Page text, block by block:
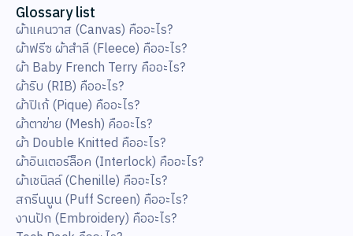
Glossary list
ผ้าแคนวาส (Canvas) คืออะไร?
ผ้าฟรีซ ผ้าสำลี (Fleece) คืออะไร?
ผ้า Baby French Terry คืออะไร?
ผ้าริบ (RIB) คืออะไร?
ผ้าปิเก้ (Pique) คืออะไร?
ผ้าตาข่าย (Mesh) คืออะไร?
ผ้า Double Knitted คืออะไร?
ผ้าอินเตอร์ล็อค (Interlock) คืออะไร?
ผ้าเชนิลล์ (Chenille) คืออะไร?
สกรีนนูน (Puff Screen) คืออะไร?
งานปัก (Embroidery) คืออะไร?